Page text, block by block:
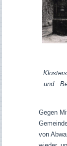
und
Gegen
von